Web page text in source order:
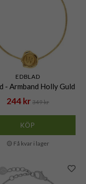
EDBLAD
- Armband Holly Guld
244 kr 349 kr
KÖP
🟡 Få kvar i lager